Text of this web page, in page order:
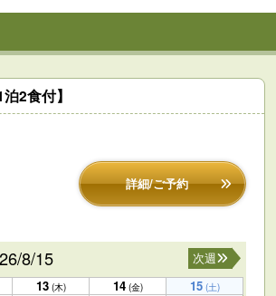
2食付】
詳細/ご予約
8/15
次週
13 (木) 14 (金) 15 (土)